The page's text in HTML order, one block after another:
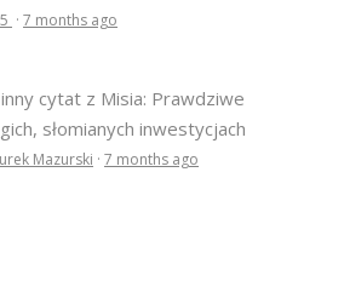
· 7 months ago
cytat z Misia: Prawdziwe
słomianych inwestycjach
Mazurski · 7 months ago